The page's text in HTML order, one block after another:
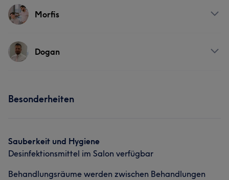
ServicesMorfis
Services
Portfolio
Dogan
Portfolio
Besonderheiten
Sauberkeit und Hygiene
Desinfektionsmittel im Salon verfügbar
Behandlungsräume werden zwischen Behandlungen